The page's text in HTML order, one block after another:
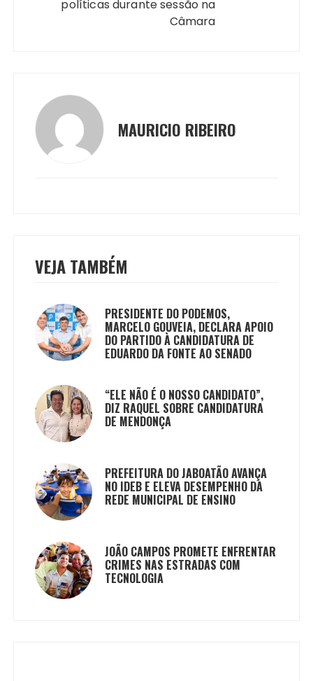
políticas durante sessão na
Câmara
MAURICIO RIBEIRO
VEJA TAMBÉM
PRESIDENTE DO PODEMOS,
MARCELO GOUVEIA, DECLARA APOIO
DO PARTIDO À CANDIDATURA DE
EDUARDO DA FONTE AO SENADO
“ELE NÃO É O NOSSO CANDIDATO”,
DIZ RAQUEL SOBRE CANDIDATURA
DE MENDONÇA
PREFEITURA DO JABOATÃO AVANÇA
NO IDEB E ELEVA DESEMPENHO DA
REDE MUNICIPAL DE ENSINO
JOÃO CAMPOS PROMETE ENFRENTAR
CRIMES NAS ESTRADAS COM
TECNOLOGIA